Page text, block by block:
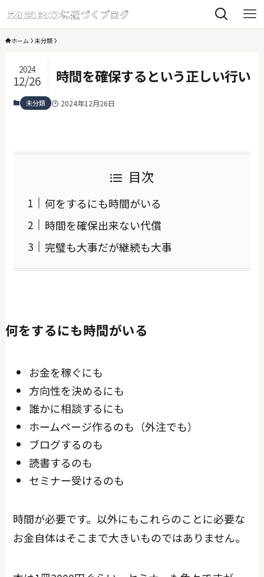
ホーム 未分類
時間を確保するという正しい行い
2024
12/26
未分類 2024年12月26日
目次
何をするにも時間がいる
時間を確保出来ない代償
完璧も大事だが継続も大事
何をするにも時間がいる
お金を稼ぐにも
方向性を決めるにも
誰かに相談するにも
ホームページ作るのも（外注でも）
ブログするのも
読書するのも
セミナー受けるのも
時間が必要です。以外にもこれらのことに必要な
お金自体はそこまで大きいものではありません。